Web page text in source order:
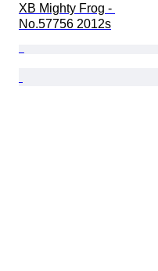
XB Mighty Frog -
No.57756 2012s